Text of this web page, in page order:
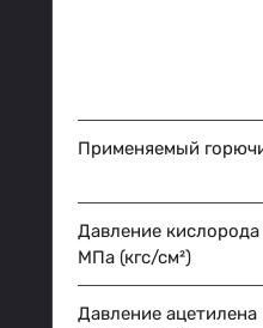
Применяемый
Давление кислорода
МПа (кгс/см²)
Давление ацетилена